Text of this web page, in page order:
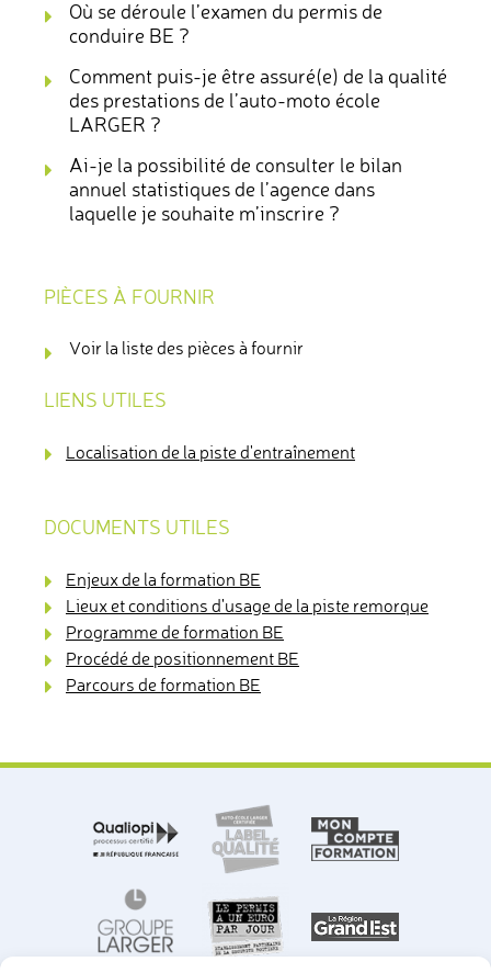
Où se déroule l’examen du permis de
conduire BE ?
Comment puis-je être assuré(e) de la qualité
des prestations de l’auto-moto école
LARGER ?
Ai-je la possibilité de consulter le bilan
annuel statistiques de l’agence dans
laquelle je souhaite m’inscrire ?
PIÈCES À FOURNIR
Voir la liste des pièces à fournir
LIENS UTILES
Localisation de la piste d'entraînement
DOCUMENTS UTILES
Enjeux de la formation BE
Lieux et conditions d'usage de la piste remorque
Programme de formation BE
Procédé de positionnement BE
Parcours de formation BE